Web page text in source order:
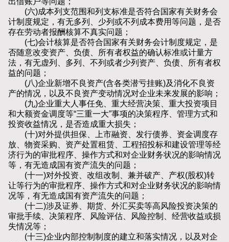
(六)成本列支范围和列支标准是否符合国家有关财务会
计制度规定，有无多列、少列或不列成本费用等问题，是否
存在劳动者报酬核算不真实问题；
(七)会计核算是否符合国家有关财务会计制度规定，是
否随意改变资产、负债、所有者权益的确认标准或计量方
法，有无虚列、多列、不列或者少列资产、负债、所有者权
益的问题；
(八)企业新增不良资产(含各类潜亏挂账)及消化不良资
产的情况，以及不良资产变动情况对企业未来发展的影响；
(九)企业重大人事任免、重大经营决策、重大投资项目
和大额资金调度等“三重一大”事项的决策程序、管理方式和
投资收益情况，是否造成重大损失；
(十)对外提供担保、上市融资、发行债券、资金调度存
放、物资采购、资产处置租赁、工程招投标和建设管理等经
济行为的审批程序、操作方式和对企业财务状况的影响情况
等，有无造成国有资产流失的问题；
(十一)对外投资、改组改制、兼并破产、产权(股权)转
让等行为的审批程序、操作方式和对企业财务状况的影响情
况等，有无造成国有资产流失的问题；
(十二)涉及证券、期货、外汇买卖等高风险投资决策的
审批手续、决策程序、风险评估、风险控制、经营收益或损
失情况等；
(十三)企业内部控制制度的建立和落实情况，以及对企